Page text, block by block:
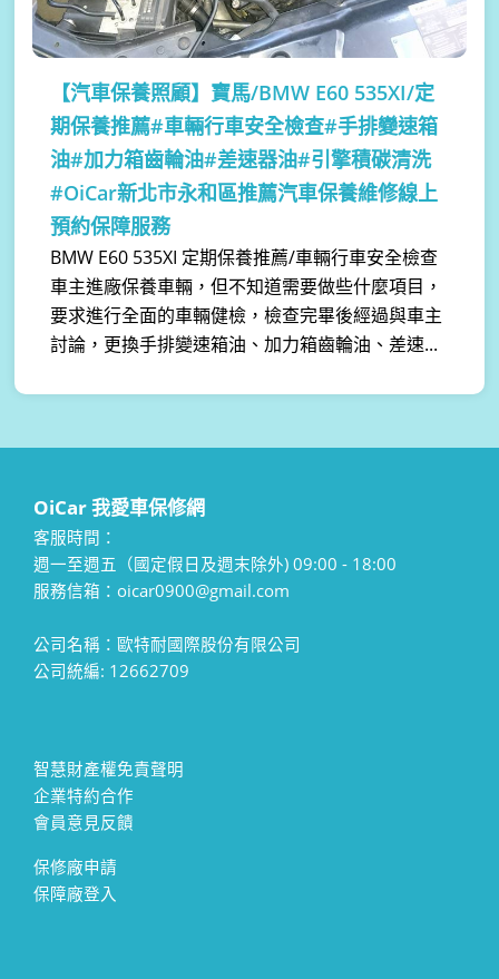
【汽車保養照顧】 寶馬/BMW E60 535XI/定
期保養推薦#車輛行車安全檢查#手排變速箱
油#加力箱齒輪油#差速器油#引擎積碳清洗
#OiCar新北市永和區推薦汽車保養維修線上
預約保障服務
BMW E60 535XI 定期保養推薦/車輛行車安全檢查
車主進廠保養車輛，但不知道需要做些什麼項目，
要求進行全面的車輛健檢，檢查完畢後經過與車主
討論，更換手排變速箱油、加力箱齒輪油、差速...
OiCar 我愛車保修網
客服時間：
週一至週五（國定假日及週末除外) 09:00 - 18:00
服務信箱：oicar0900@gmail.com
公司名稱：歐特耐國際股份有限公司
公司統編: 12662709
智慧財產權免責聲明
企業特約合作
會員意見反饋
保修廠申請
保障廠登入